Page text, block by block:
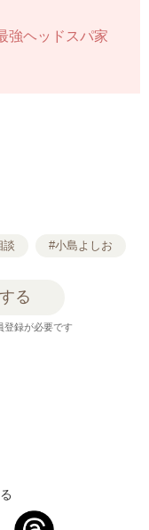
強ヘッドスパ家
談 #小島よしお
る
登録が必要です